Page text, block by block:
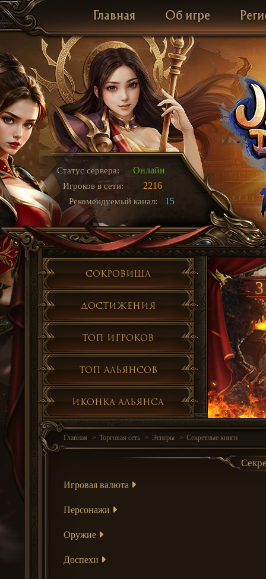
Главная Об игре
Статус сервера: Онлайн
Игроков в сети: 2216
Рекомендуемый канал: 15
Сокровища
Достижения
Топ игроков
Топ альянсов
Иконка альянса
Главная Торговая сеть Эсперы Секретные книги
Игровая валюта
Персонажи
Оружие
Доспехи